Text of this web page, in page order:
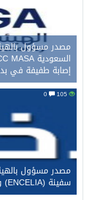
مصدر مسؤول
إصابة طفيفة في
مصدر مسؤول
سفينة (ENCELIA) وتم اتخاذ الإجراءات اللازمة لتأمينها